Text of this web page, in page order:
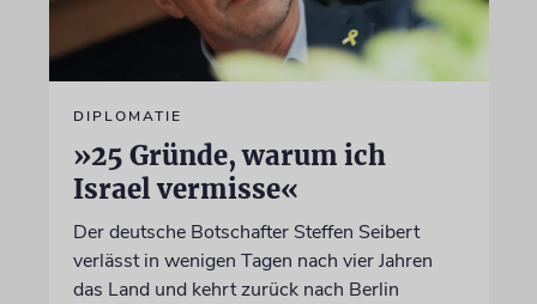
DIPLOMATIE
»25 Gründe, warum ich
Israel vermisse«
Der deutsche Botschafter Steffen Seibert
verlässt in wenigen Tagen nach vier Jahren
das Land und kehrt zurück nach Berlin